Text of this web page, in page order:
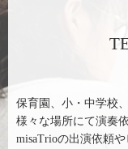
保育園、小・中学校
様々な場所にて演奏
misaTrioの出演依頼